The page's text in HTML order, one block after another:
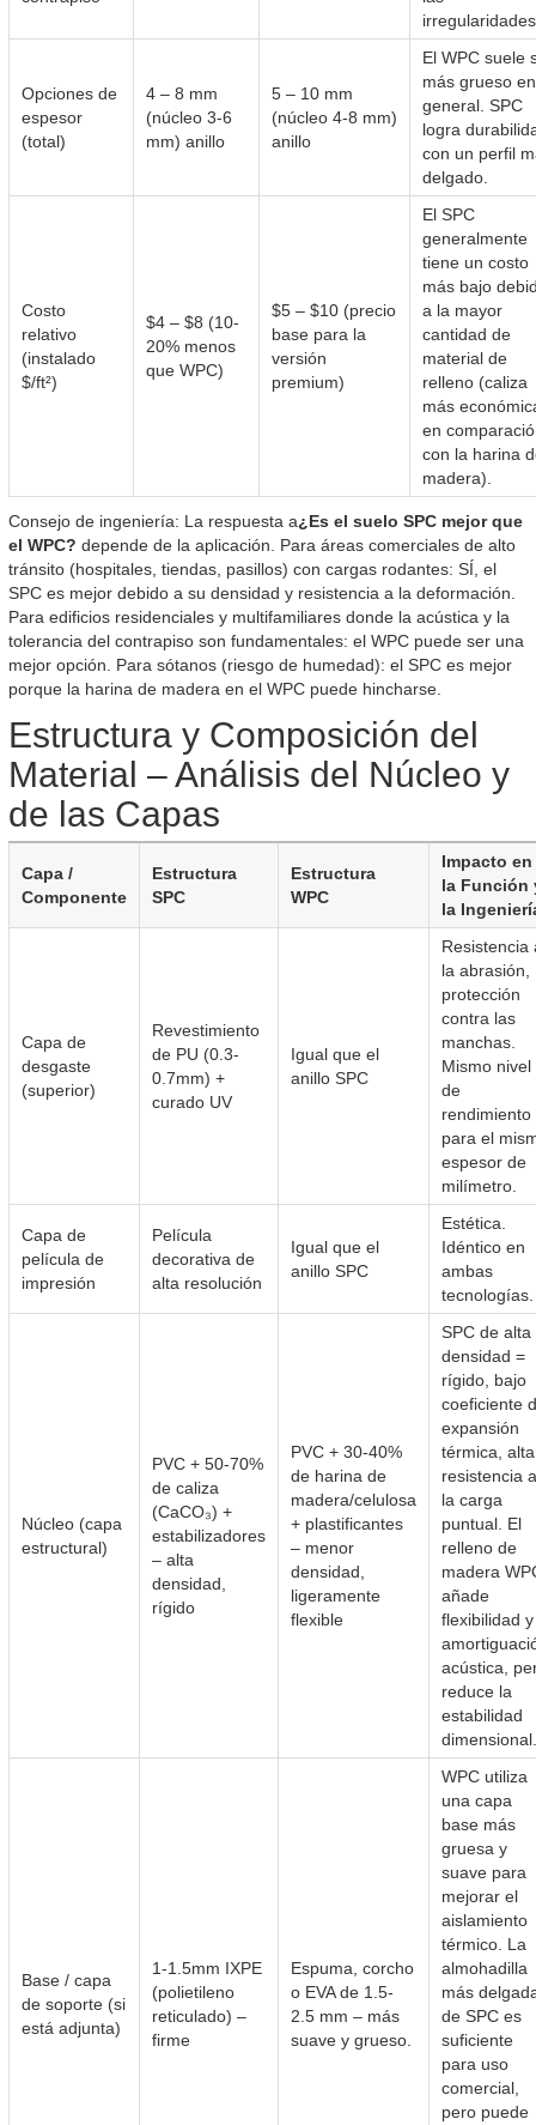
Opciones de
espesor
(total)
4 – 8 mm
(núcleo 3-6
mm) anillo
5 – 10 mm
(núcleo 4-8 mm)
anillo
El WPC suele
más grueso en
general. SPC
logra
con un perfil
delgado.
Costo
relativo
(instalado
$/ft²)
$4 – $8 (10-
20% menos
que WPC)
$5 – $10 (precio
base para la
versión
premium)
El SPC
generalmente
tiene un costo
más bajo
a la mayor
cantidad de
material de
relleno (caliza
más
en
con la harina
madera).
Consejo de ingeniería: La respuesta a¿Es el suelo SPC mejor que
el WPC? depende de la aplicación. Para áreas comerciales de alto
tránsito (hospitales, tiendas, pasillos) con cargas rodantes: SÍ, el
SPC es mejor debido a su densidad y resistencia a la deformación.
Para edificios residenciales y multifamiliares donde la acústica y la
tolerancia del contrapiso son fundamentales: el WPC puede ser una
mejor opción. Para sótanos (riesgo de humedad): el SPC es mejor
porque la harina de madera en el WPC puede hincharse.
Estructura y Composición del
Material – Análisis del Núcleo y
de las Capas
Capa /
Componente
Estructura
SPC
Estructura
WPC
Impacto en
la Función
la
Capa de
desgaste
(superior)
Revestimiento
de PU (0.3-
0.7mm) +
curado UV
Igual que el
anillo SPC
Resistencia
la abrasión,
protección
contra las
manchas.
Mismo nivel
de
rendimiento
para el
espesor de
milímetro.
Capa de
película de
impresión
Película
decorativa de
alta resolución
Igual que el
anillo SPC
Estética.
Idéntico en
ambas
tecnologías.
Núcleo (capa
estructural)
PVC + 50-70%
de caliza
(CaCO₃) +
estabilizadores
– alta
densidad,
rígido
PVC + 30-40%
de harina de
madera/celulosa
+ plastificantes
– menor
densidad,
ligeramente
flexible
SPC de alta
densidad =
rígido, bajo
coeficiente
expansión
térmica, alta
resistencia a
la carga
puntual. El
relleno de
madera
añade
flexibilidad y
acústica,
reduce la
estabilidad
dimensional.
Base / capa
de soporte (si
está adjunta)
1-1.5mm IXPE
(polietileno
reticulado) –
firme
Espuma, corcho
o EVA de 1.5-
2.5 mm – más
suave y grueso.
WPC utiliza
una capa
base más
gruesa y
suave para
mejorar el
aislamiento
térmico. La
almohadilla
más
de SPC es
suficiente
para uso
comercial,
pero puede